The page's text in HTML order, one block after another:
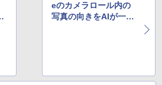
eのカメラロール内の
写真の向きをAIが一括